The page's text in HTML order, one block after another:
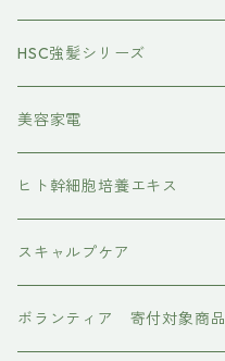
トステアケア
レブリン酸ケア
水素トリートメント
プレックスケア
CMCケア
HSC強髪シリーズ
アイラッシュ
美容家電
ヘアアイロン
マグネット
ドライヤー
ワンダム
ヒト幹細胞培養エキス
スキャルプケア
ボランティア 寄付対象商品